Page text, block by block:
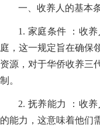
一、收养人的基本
1. 家庭条件 ：收
庭，这一规定旨在确保
资源，对于华侨收养三
制。
2. 抚养能力 ：收
的能力，这意味着他们